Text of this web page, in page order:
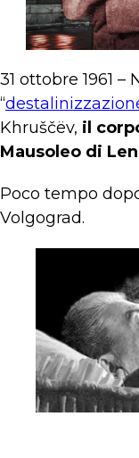
31 ottobre 1961 –
“
Khruščёv, il
Mausoleo di
Poco tempo
Volgograd.